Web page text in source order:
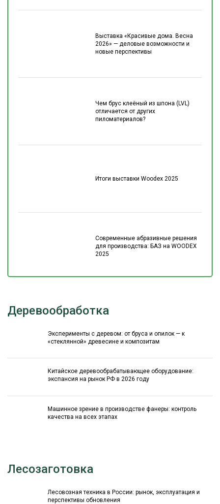
Выставка «Красивые дома. Весна
2026» — деловые возможности и
новые перспективы
Чем брус клеёный из шпона (LVL)
отличается от других
пиломатериалов?
Итоги выставки Woodex 2025
Современные абразивные решения
для производства: БАЗ на WOODEX
2025
Деревообработка
Эксперименты с деревом: от бруса и опилок — к
«стеклянной» древесине и композитам
Китайское деревообрабатывающее оборудование:
экспансия на рынок РФ в 2026 году
Машинное зрение в производстве фанеры: контроль
качества на всех этапах
Лесозаготовка
Лесовозная техника в России: рынок, эксплуатация и
перспективы обновления